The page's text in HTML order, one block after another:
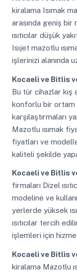
kiralama Isımak
arasında geniş
ısıtıcılar düşük
Isıjet mazotlu
işlerinizi alanında
Kocaeli ve Bitlis
Bu tür cihazlar kış
konforlu bir ortam
karşılaştırmaları
Mazotlu ısımak
fiyatları ve
kaliteli şekilde
Kocaeli ve Bitlis
firmaları Dizel
modeline ve
yerlerde yüksek
ısıtıcılar tercih
işlemleri için
Kocaeli ve Bitlis
kiralama Mazotlu